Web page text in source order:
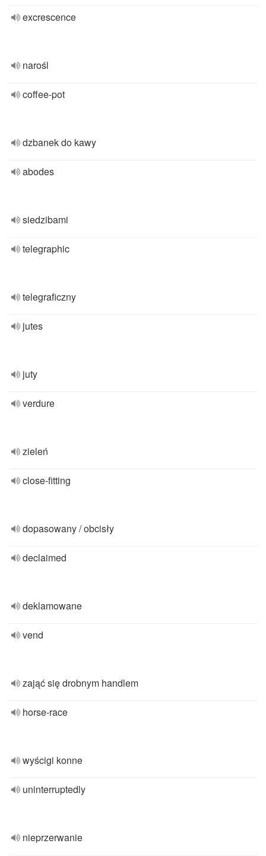
excrescence
narośl
coffee-pot
dzbanek do kawy
abodes
siedzibami
telegraphic
telegraficzny
jutes
juty
verdure
zieleń
close-fitting
dopasowany / obcisły
declaimed
deklamowane
vend
zająć się drobnym handlem
horse-race
wyścigi konne
uninterruptedly
nieprzerwanie